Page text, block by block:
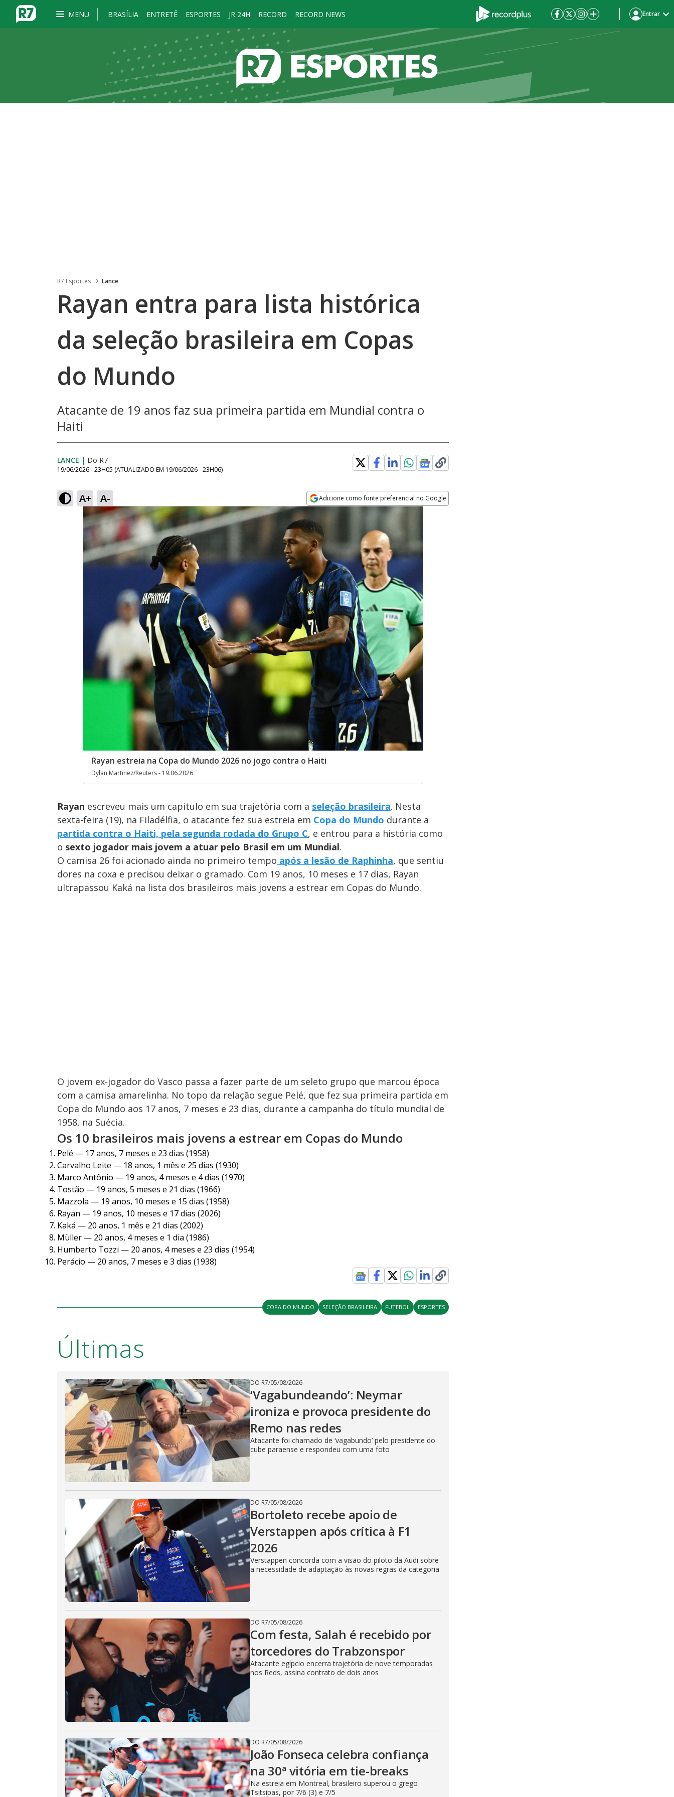
MENU BRASÍLIA ENTRETÊ ESPORTES JR 24H RECORD RECORD NEWS Entrar
R7 Esportes Lance
Rayan entra para lista histórica
da seleção brasileira em Copas
do Mundo
Atacante de 19 anos faz sua primeira partida em Mundial contra o
Haiti
LANCE | Do R7
19/06/2026 - 23H05 (ATUALIZADO EM 19/06/2026 - 23H06)
A+ A- Adicione como fonte preferencial no Google
Opens in new window
Rayan estreia na Copa do Mundo 2026 no jogo contra o Haiti
Dylan Martinez/Reuters - 19.06.2026
Rayan escreveu mais um capítulo em sua trajetória com a seleção brasileira. Nesta
sexta-feira (19), na Filadélfia, o atacante fez sua estreia em Copa do Mundo durante a
partida contra o Haiti, pela segunda rodada do Grupo C, e entrou para a história como
o sexto jogador mais jovem a atuar pelo Brasil em um Mundial.
O camisa 26 foi acionado ainda no primeiro tempo após a lesão de Raphinha, que sentiu
dores na coxa e precisou deixar o gramado. Com 19 anos, 10 meses e 17 dias, Rayan
ultrapassou Kaká na lista dos brasileiros mais jovens a estrear em Copas do Mundo.
O jovem ex-jogador do Vasco passa a fazer parte de um seleto grupo que marcou época
com a camisa amarelinha. No topo da relação segue Pelé, que fez sua primeira partida em
Copa do Mundo aos 17 anos, 7 meses e 23 dias, durante a campanha do título mundial de
1958, na Suécia.
Os 10 brasileiros mais jovens a estrear em Copas do Mundo
Pelé — 17 anos, 7 meses e 23 dias (1958)
Carvalho Leite — 18 anos, 1 mês e 25 dias (1930)
Marco Antônio — 19 anos, 4 meses e 4 dias (1970)
Tostão — 19 anos, 5 meses e 21 dias (1966)
Mazzola — 19 anos, 10 meses e 15 dias (1958)
Rayan — 19 anos, 10 meses e 17 dias (2026)
Kaká — 20 anos, 1 mês e 21 dias (2002)
Müller — 20 anos, 4 meses e 1 dia (1986)
Humberto Tozzi — 20 anos, 4 meses e 23 dias (1954)
Perácio — 20 anos, 7 meses e 3 dias (1938)
COPA DO MUNDO SELEÇÃO BRASILEIRA FUTEBOL ESPORTES
Últimas
DO R7/05/08/2026
‘Vagabundeando’: Neymar
ironiza e provoca presidente do
Remo nas redes
Atacante foi chamado de ‘vagabundo’ pelo presidente do
cube paraense e respondeu com uma foto
DO R7/05/08/2026
Bortoleto recebe apoio de
Verstappen após crítica à F1
2026
Verstappen concorda com a visão do piloto da Audi sobre
a necessidade de adaptação às novas regras da categoria
DO R7/05/08/2026
Com festa, Salah é recebido por
torcedores do Trabzonspor
Atacante egípcio encerra trajetória de nove temporadas
nos Reds, assina contrato de dois anos
DO R7/05/08/2026
João Fonseca celebra confiança
na 30ª vitória em tie-breaks
Na estreia em Montreal, brasileiro superou o grego
Tsitsipas, por 7/6 (3) e 7/5